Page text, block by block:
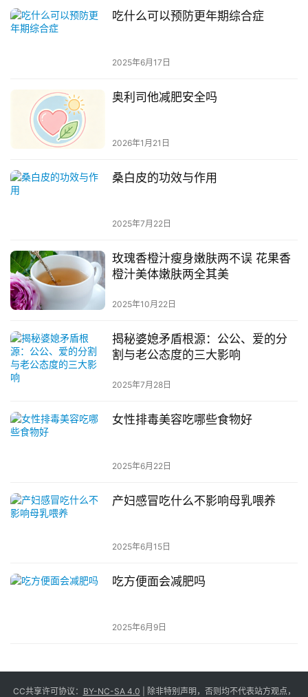
吃什么可以预防更年期综合症
2025年6月17日
奥利司他减肥安全吗
2026年1月21日
桑白皮的功效与作用
2025年7月22日
玫瑰香橙汁瘦身嫩肤两不误 花果香
橙汁美体嫩肤两全其美
2025年10月22日
揭秘婆媳矛盾根源：公公、爱的分
割与老公态度的三大影响
2025年7月28日
女性排毒美容吃哪些食物好
2025年6月22日
产妇感冒吃什么不影响母乳喂养
2025年6月15日
吃方便面会减肥吗
2025年6月9日
CC共享许可协议： BY-NC-SA 4.0 | 除非特别声明，否则均不代表站方观点，